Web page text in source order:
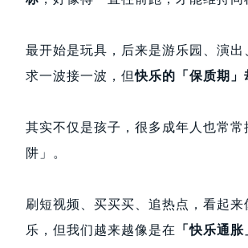
最开始是玩具，后来是游乐园、演
求一波接一波，但快乐的「保质期」
其实不仅是孩子，很多成年人也常常
阱」。
刷短视频、买买买、追热点，看起来
乐，但我们越来越像是在
「快乐通胀